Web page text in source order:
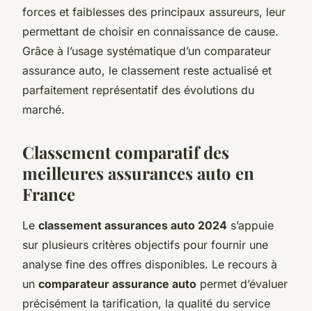
forces et faiblesses des principaux assureurs, leur
permettant de choisir en connaissance de cause.
Grâce à l’usage systématique d’un comparateur
assurance auto, le classement reste actualisé et
parfaitement représentatif des évolutions du
marché.
Classement comparatif des
meilleures assurances auto en
France
Le classement assurances auto 2024 s’appuie
sur plusieurs critères objectifs pour fournir une
analyse fine des offres disponibles. Le recours à
un comparateur assurance auto permet d’évaluer
précisément la tarification, la qualité du service